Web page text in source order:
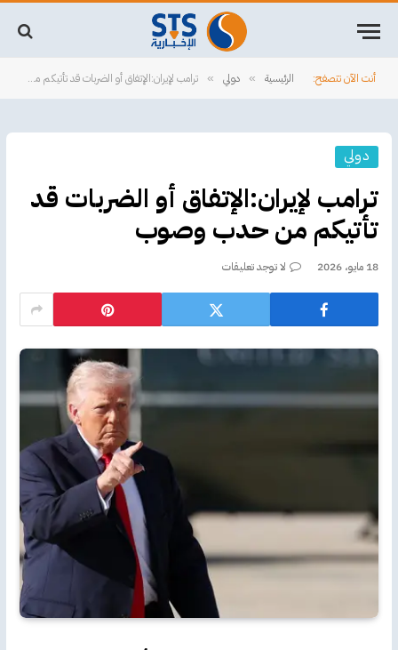
أنت الآن تتصفح: الرئيسية » دولي » ترامب لإيران:الإتفاق أو الضربات قد تأتيكم من حدب وصوب
دولي
ترامب لإيران:الإتفاق أو الضربات قد
تأتيكم من حدب وصوب
18 مايو، 2026 لا توجد تعليقات